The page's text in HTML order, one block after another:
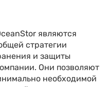
являются
стратегии
и защиты
Они позволяют
необходимой